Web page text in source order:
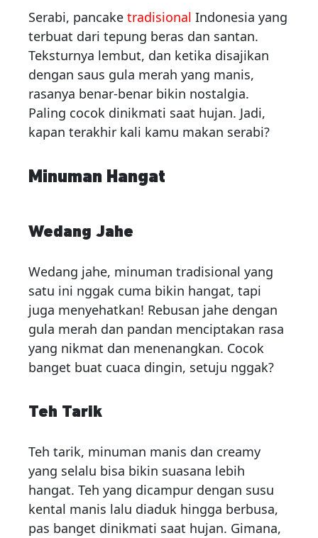
Serabi, pancake tradisional Indonesia yang
terbuat dari tepung beras dan santan.
Teksturnya lembut, dan ketika disajikan
dengan saus gula merah yang manis,
rasanya benar-benar bikin nostalgia.
Paling cocok dinikmati saat hujan. Jadi,
kapan terakhir kali kamu makan serabi?
Minuman Hangat
Wedang Jahe
Wedang jahe, minuman tradisional yang
satu ini nggak cuma bikin hangat, tapi
juga menyehatkan! Rebusan jahe dengan
gula merah dan pandan menciptakan rasa
yang nikmat dan menenangkan. Cocok
banget buat cuaca dingin, setuju nggak?
Teh Tarik
Teh tarik, minuman manis dan creamy
yang selalu bisa bikin suasana lebih
hangat. Teh yang dicampur dengan susu
kental manis lalu diaduk hingga berbusa,
pas banget dinikmati saat hujan. Gimana,